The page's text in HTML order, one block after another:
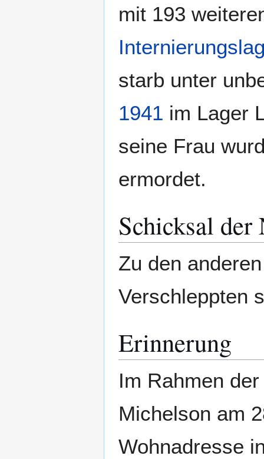
mit 193
starb unter
1941 im Lager
seine Frau
ermordet.
Schicksal der
Zu den
Verschleppten
Erinnerung
Im Rahmen
Michelson am
Wohnadresse